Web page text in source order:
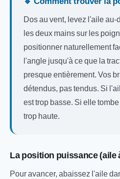
Dos au vent, levez l'aile au-
les deux mains sur les
positionner naturellement
l'angle jusqu'à ce que la
presque entièrement. Vos
détendus, pas tendus. Si
est trop basse. Si elle
trop haute.
La position puissance (aile
Pour avancer, abaissez l'aile